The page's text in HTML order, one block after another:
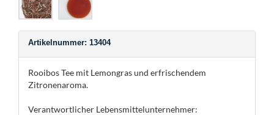
Artikelnummer: 13404
Rooibos Tee mit Lemongras und erfrischendem
Zitronenaroma.
Verantwortlicher Lebensmittelunternehmer: